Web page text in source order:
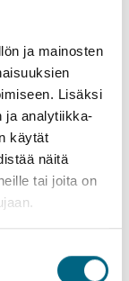
ja mainosten
Lisäksi
ja analytiikka-
käytät
näitä
tai joita on